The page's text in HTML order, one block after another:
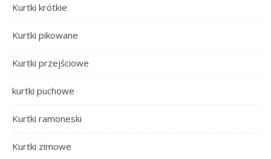
Kurtki krótkie
Kurtki pikowane
Kurtki przejściowe
kurtki puchowe
Kurtki ramoneski
Kurtki zimowe